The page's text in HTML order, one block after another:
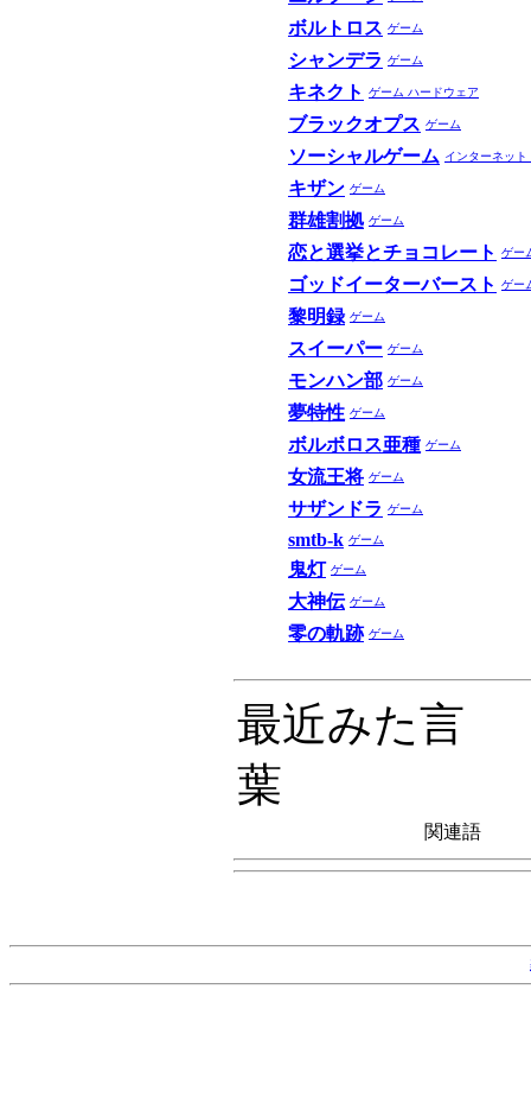
ボルトロス ゲーム
シャンデラ ゲーム
キネクト ゲーム ハードウェア
ブラックオプス ゲーム
ソーシャルゲーム インターネット
キザン ゲーム
群雄割拠 ゲーム
恋と選挙とチョコレート ゲー
ゴッドイーターバースト ゲー
黎明録 ゲーム
スイーパー ゲーム
モンハン部 ゲーム
夢特性 ゲーム
ボルボロス亜種 ゲーム
女流王将 ゲーム
サザンドラ ゲーム
smtb-k ゲーム
鬼灯 ゲーム
大神伝 ゲーム
零の軌跡 ゲーム
最近みた言
葉
関連語